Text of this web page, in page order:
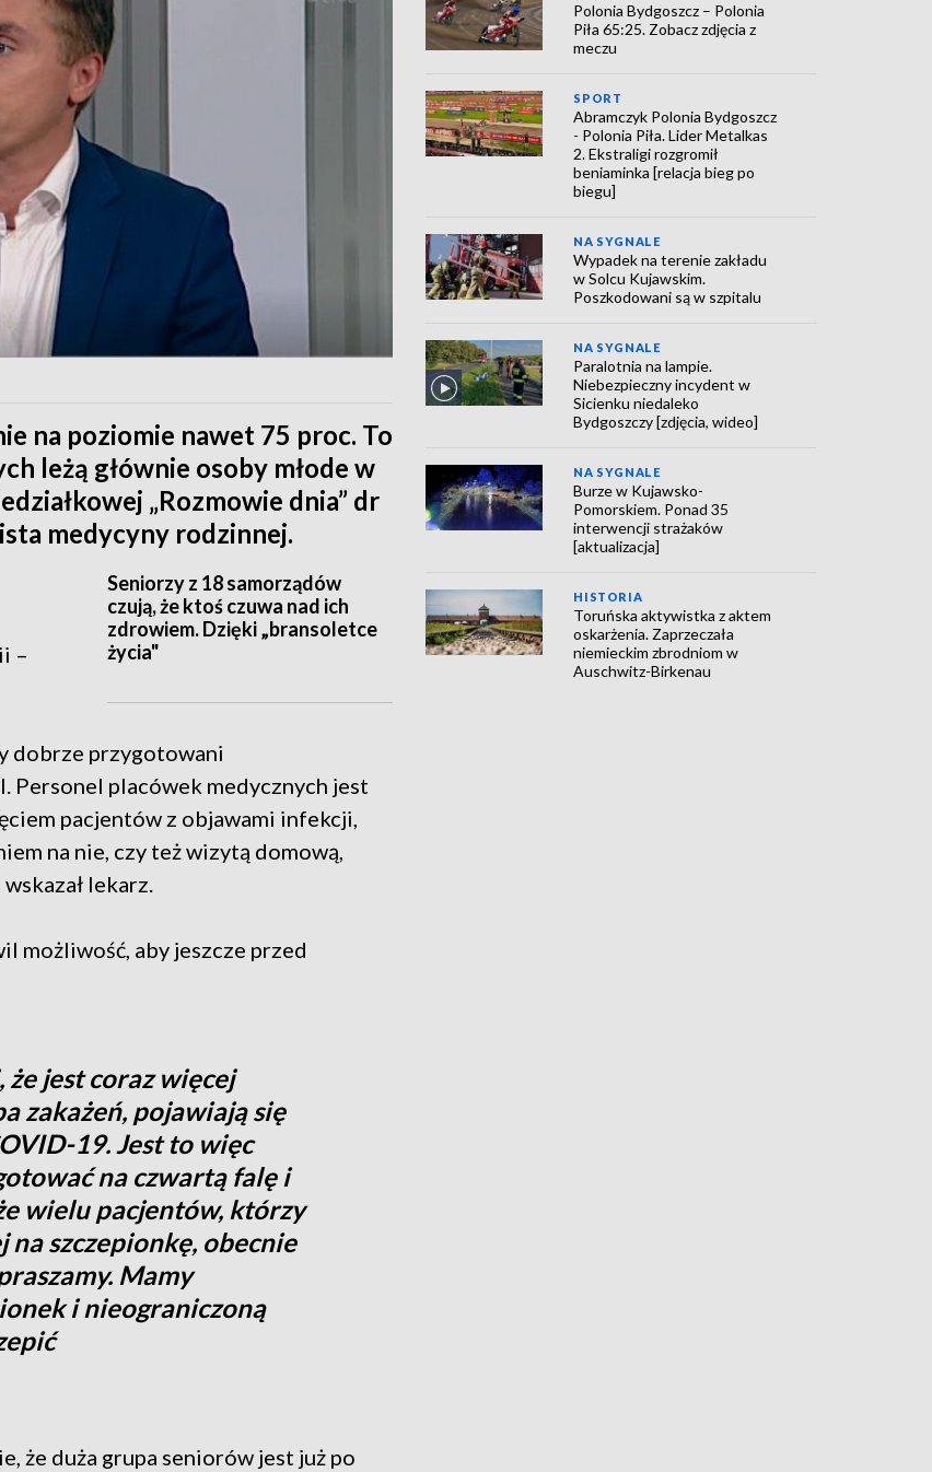
na poziomie nawet 75 proc. To
leżą głównie osoby młode w
„Rozmowie dnia” dr
medycyny rodzinnej.
Seniorzy z 18 samorządów
czują, że ktoś czuwa nad ich
zdrowiem. Dzięki „bransoletce
życia"
–
dobrze przygotowani
Personel placówek medycznych jest
pacjentów z objawami infekcji,
na nie, czy też wizytą domową,
lekarz.
możliwość, aby jeszcze przed
jest coraz więcej
zakażeń, pojawiają się
19. Jest to więc
na czwartą falę i
wielu pacjentów, którzy
szczepionkę, obecnie
Mamy
i nieograniczoną
że duża grupa seniorów jest już po
Polonia Bydgoszcz – Polonia
Piła 65:25. Zobacz zdjęcia z
meczu
SPORT
Abramczyk Polonia Bydgoszcz
- Polonia Piła. Lider Metalkas
2. Ekstraligi rozgromił
beniaminka [relacja bieg po
biegu]
NA SYGNALE
Wypadek na terenie zakładu
w Solcu Kujawskim.
Poszkodowani są w szpitalu
NA SYGNALE
Paralotnia na lampie.
Niebezpieczny incydent w
Sicienku niedaleko
Bydgoszczy [zdjęcia, wideo]
NA SYGNALE
Burze w Kujawsko-
Pomorskiem. Ponad 35
interwencji strażaków
[aktualizacja]
HISTORIA
Toruńska aktywistka z aktem
oskarżenia. Zaprzeczała
niemieckim zbrodniom w
Auschwitz-Birkenau